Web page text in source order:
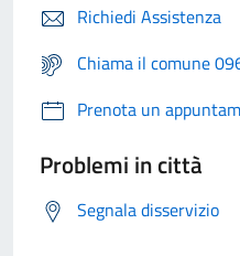
Richiedi Assistenza
Chiama il comune
Prenota un
Problemi in città
Segnala disservizio